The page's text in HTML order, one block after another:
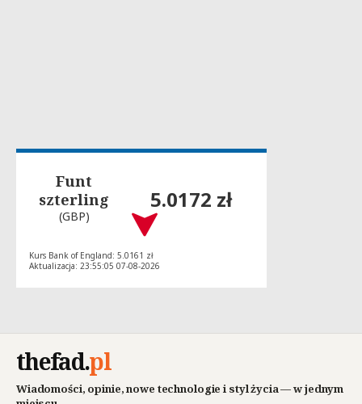
Funt
szterling
(GBP)
5.0172 zł
Kurs Bank of England: 5.0161 zł
Aktualizacja: 23:55:05 07-08-2026
thefad.pl
Wiadomości, opinie, nowe technologie i styl życia — w jednym